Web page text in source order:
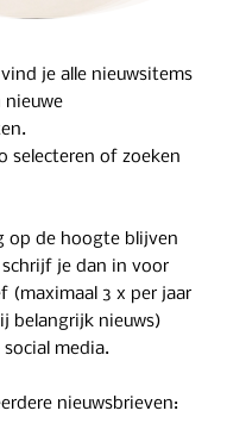
je alle nieuwsitems
nieuwe
selecteren of zoeken
op de hoogte blijven
je dan in voor
(maximaal 3 x per jaar
belangrijk nieuws)
media.
nieuwsbrieven: